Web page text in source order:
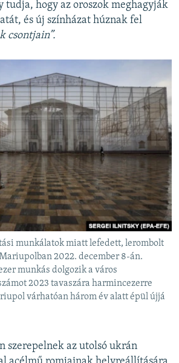
tudja, hogy az oroszok meghagyják
és új színházat húznak fel
csontjain”.
munkálatok miatt lefedett, lerombolt
2022. december 8-án.
munkás dolgozik a város
2023 tavaszára harmincezerre
várhatóan három év alatt épül újjá
szerepelnek az utolsó ukrán